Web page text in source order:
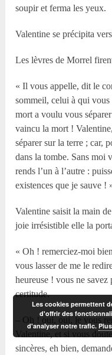
soupir et ferma les yeux.
Valentine se précipita
Les lèvres de Morrel
« Il vous appelle, dit le
sommeil, celui à qui
mort a voulu vous
vaincu la mort !
séparer sur la terre ; car,
dans la tombe. Sans moi
rends l’un à l’autre :
existences que je sauve !
Valentine saisit la main
joie irrésistible elle la
« Oh ! remerciez-moi
vous lasser de me le
heureuse ! vous ne savez
certitude.
– Oh ! oui, oui, je vous
Valentine, et si vous
sincères, eh bien,
Les cookies permettent
d'offrir des
d'analyser notre trafic.